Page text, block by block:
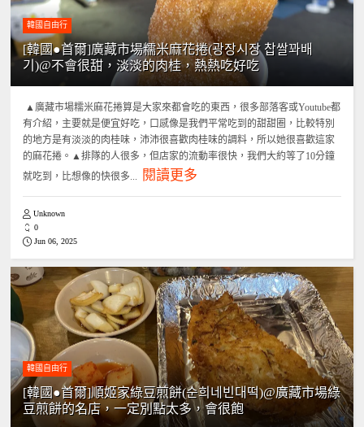
韓國自由行
[韓國●首爾]廣藏市場糯米麻花捲(광장시장 찹쌀꽈배
기)@不會很甜，淡淡的肉桂，熱熱吃好吃
▲廣藏市場糯米麻花捲算是大家來都會吃的東西，很多部落客或Youtube都
有介紹，主要就是便宜好吃，口感像是我們平常吃到的甜甜圈，比較特別
的地方是有淡淡的肉桂味，沛沛很喜歡肉桂味的調料，所以她很喜歡這家
的麻花捲。▲排隊的人很多，但店家的流動率很快，我們大約等了10分鐘
就吃到，比想像的快很多...
閱讀更多
Unknown
0
Jun 06, 2025
韓國自由行
[韓國●首爾]順姬家綠豆煎餅(순희네빈대떡)@廣藏市場綠
豆煎餅的名店，一定別點太多，會很飽